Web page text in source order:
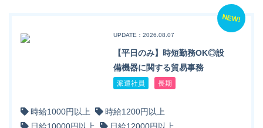
NEW!
UPDATE：2026.08.07
【平日のみ】時短勤務OK◎設
備機器に関する貿易事務
派遣社員 長期
時給1000円以上
時給1200円以上